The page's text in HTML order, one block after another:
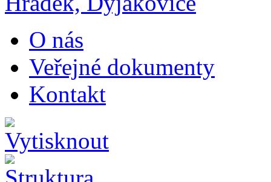
O nás
Veřejné dokumenty
Kontakt